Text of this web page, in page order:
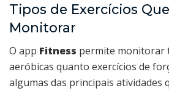
Tipos de Exercícios
Monitorar
O app Fitness permite monitorar
aeróbicas quanto exercícios de
algumas das principais atividades